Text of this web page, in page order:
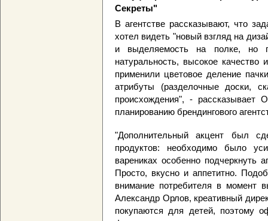
Секреты"
В агентстве рассказывают, что
хотел видеть "новый взгляд на
и выделяемость на полке, но
натуральность, высокое
применили цветовое деление
атрибуты (разделочные доски,
происхождения", - рассказывает
планированию брендингового
"Дополнительный акцент был
продуктов: необходимо было
варениках особенно подчеркнуть
Просто, вкусно и аппетитно.
внимание потребителя в момент
Александр Орлов, креативный
покупаются для детей, поэтому